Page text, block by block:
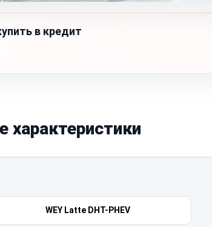
в кредит
характеристики
WEY Latte DHT-PHEV